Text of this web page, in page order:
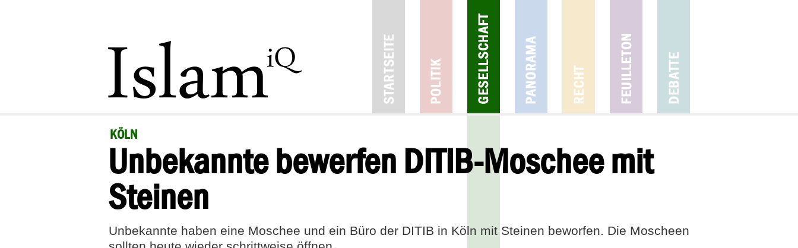
KÖLN
Unbekannte bewerfen DITIB-Moschee mit
Steinen
Unbekannte haben eine Moschee und ein Büro der DITIB in Köln mit Steinen beworfen. Die Moscheen